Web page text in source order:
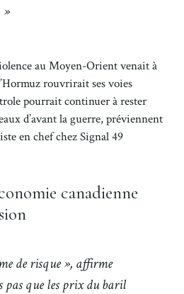
»
au Moyen-Orient venait à
rouvrirait ses voies
pourrait continuer à rester
d’avant la guerre, préviennent
en chef chez Signal 49
canadienne
de risque », affirme
pas que les prix du baril